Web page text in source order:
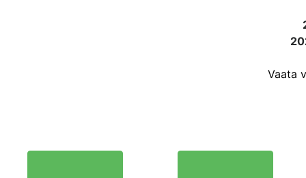
Vaata